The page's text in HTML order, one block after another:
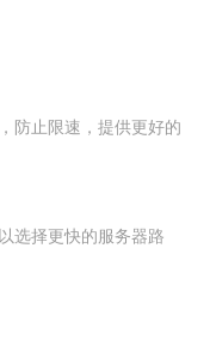
防止限速，提供更好的
选择更快的服务器路